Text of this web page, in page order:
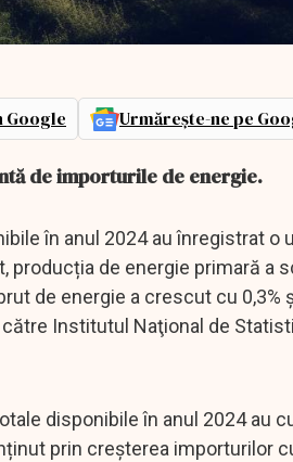
Google Urmărește-ne pe
de importurile de energie.
în anul 2024 au înregistrat
producția de energie primară a
de energie a crescut cu
Institutul Naţional de
disponibile în anul 2024 au
prin creșterea importurilor